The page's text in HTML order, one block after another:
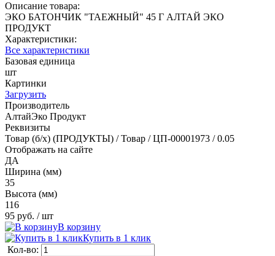
Описание товара:
ЭКО БАТОНЧИК "ТАЕЖНЫЙ" 45 Г АЛТАЙ ЭКО
ПРОДУКТ
Характеристики:
Все характеристики
Базовая единица
шт
Картинки
Загрузить
Производитель
АлтайЭко Продукт
Реквизиты
Товар (б/х) (ПРОДУКТЫ) / Товар / ЦП-00001973 / 0.05
Отображать на сайте
ДА
Ширина (мм)
35
Высота (мм)
116
95 руб. / шт
В корзину
Купить в 1 клик
Кол-во: